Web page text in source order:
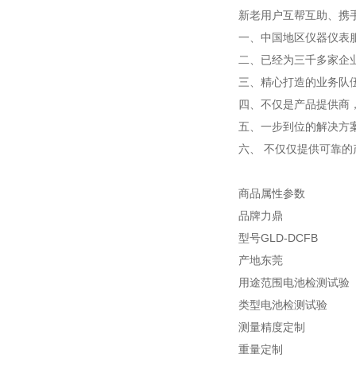
新老用户互帮互助、携
一、中国地区仪器仪表
二、已经为三千多家企
三、精心打造的业务队
四、不仅是产品提供商
五、一步到位的解决方
六、 不仅仅提供可靠
商品属性参数
品牌力鼎
型号GLD-DCFB
产地东莞
用途范围电池检测试验
类型电池检测试验
测量精度定制
重量定制